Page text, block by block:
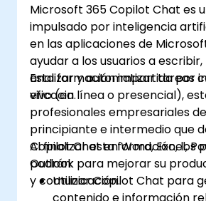
Microsoft 365 Copilot Chat es
impulsado por inteligencia
en las aplicaciones de
ayudar a los usuarios a
analizar y automatizar tareas
eficacia.
Esta formación impartida por
vivo (en línea o presencial),
profesionales empresariales
principiante e intermedio que
Copilot Chat en Word, Excel,
Outlook para mejorar su
y comunicación.
Al finalizar esta formación, los
podrán:
Utilizar Copilot Chat para
contenido e información